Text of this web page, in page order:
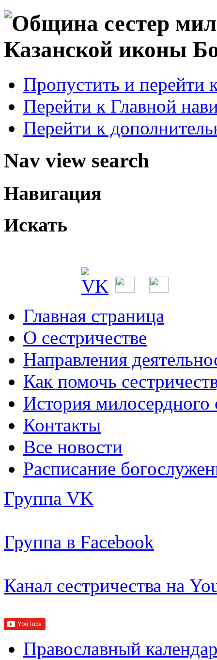
Пропустить и перейти
Перейти к Главной
Перейти к
Nav view search
Навигация
Искать
Главная страница
О сестричестве
Направления
Как помочь
История милосердного
Контакты
Все новости
Расписание
Группа VK
Группа в Facebook
Канал сестричества на
Православный